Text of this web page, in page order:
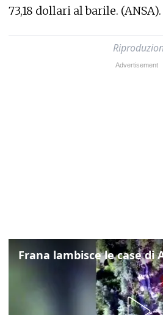
73,18 dollari al barile. (ANSA).